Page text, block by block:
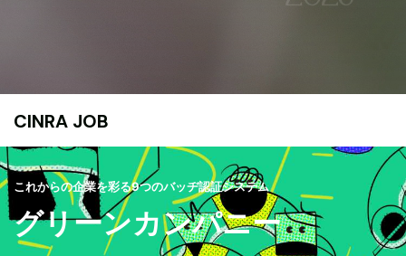
CINRA JOB
これからの企業を彩る9つのバッヂ認証システム
グリーンカンパニー